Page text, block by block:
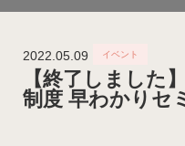
2022.05.09
【終了しました
制度 早わかりセ